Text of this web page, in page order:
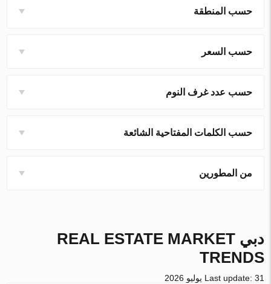
حسب المنطقة
حسب السعر
حسب عدد غرف النوم
حسب الكلمات المفتاحية الشائعة
من المطورين
دبيREAL ESTATE MARKET
TRENDS
Last update: 31 يوليو 2026